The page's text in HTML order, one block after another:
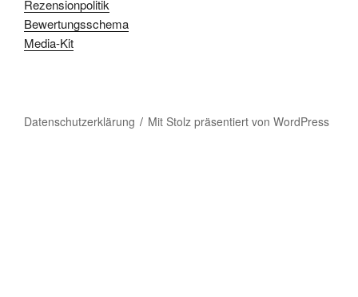
Rezensionpolitik
Bewertungsschema
Media-Kit
Datenschutzerklärung Mit Stolz präsentiert von WordPress